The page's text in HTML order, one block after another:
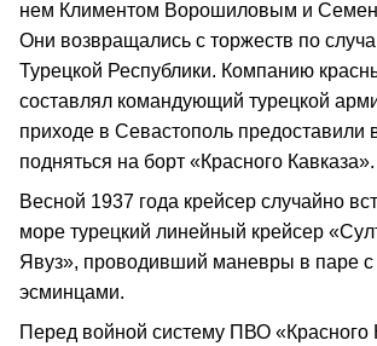
нем Климентом Ворошиловым и
Они возвращались с торжеств по
Турецкой Республики. Компанию
составлял командующий турецкой
приходе в Севастополь предоставили
подняться на борт «Красного Кавказа».
Весной 1937 года крейсер случайно
море турецкий линейный крейсер
Явуз», проводивший маневры в паре с
эсминцами.
Перед войной систему ПВО «Красного